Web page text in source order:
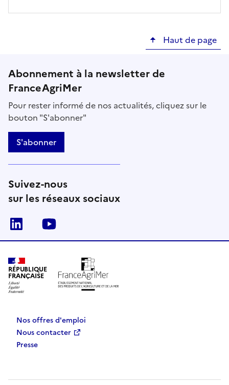
Haut de page
Abonnement à la newsletter de
FranceAgriMer
Pour rester informé de nos actualités, cliquez sur le
bouton "S'abonner"
S'abonner
Suivez-nous
sur les réseaux sociaux
Linkedin
RÉPUBLIQUE
FRANÇAISE
Nos offres d'emploi
Nous contacter
Presse